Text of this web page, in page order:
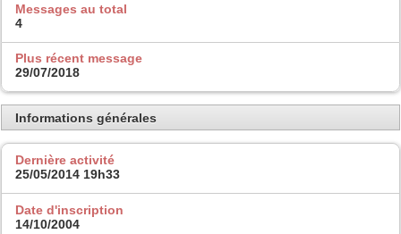
Messages au total
4
Plus récent message
29/07/2018
Informations générales
Dernière activité
25/05/2014 19h33
Date d'inscription
14/10/2004